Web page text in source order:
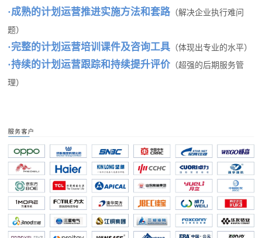
·成熟的计划运营推进实施方法和套路 （解决企业执行难问
题）
·完整的计划运营培训课件及咨询工具 （体现出专业的水平）
·持续的计划运营跟踪和持续提升评价 （超强的后期服务管
理）